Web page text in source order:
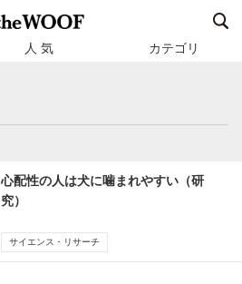
人 気 カテゴリ
心配性の人は犬に噛まれやすい（研
究）
サイエンス・リサーチ